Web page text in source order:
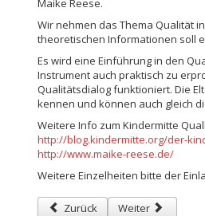
Maike Reese.
Wir nehmen das Thema Qualität
theoretischen Informationen soll
Es wird eine Einführung in den
Instrument auch praktisch zu
Qualitätsdialog funktioniert. Die
kennen und können auch gleich
Weitere Info zum Kindermitte
http://blog.kindermitte.org/der-
http://www.maike-reese.de/
Weitere Einzelheiten bitte der
Vorheriger Beitrag: Der neue
Zurück Nächster Beitrag:
Weiter